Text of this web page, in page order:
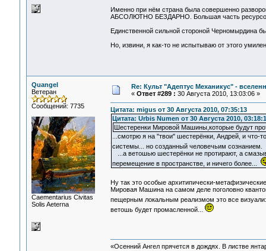
Именно при нём страна была совершенно
АБСОЛЮТНО БЕЗДАРНО. Большая часть ресурсов
Единственной сильной стороной Черномырдина
Но, извини, я как-то не испытываю от этого
Quangel
Ветеран
Сообщений: 7735
Сaementarius Civitas
Solis Aeterna
Re: Культ "Адептус Механикус" -
« Ответ #289 : 30 Августа 2010, 13:03:06 »
Цитата: migus от 30 Августа 2010, 07:35:13
Цитата: Urbis Numen от 30 Августа 2010,
Шестеренки Мировой Машины,которые будут
...смотрю я на "твои" шестерёнки, Андрей, и
системы... но созданный человечьим сознанием.
...а ветошью шестерёнки не протирают, а
перемещение в пространстве, и ничего более...
Ну так это особые архитипически-
Мировая Машина на самом деле поголовно
пещерным локальным реализмом это все
ветошь будет промасленной...
«Осенний Ангел прячется в дождях. В листве